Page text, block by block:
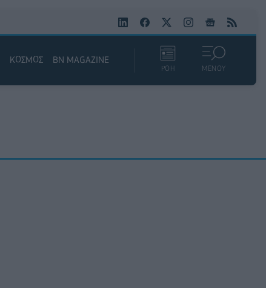
ΚΟΣΜΟΣ BN MAGAZINE
ΡΟΗ ΜΕΝΟΥ